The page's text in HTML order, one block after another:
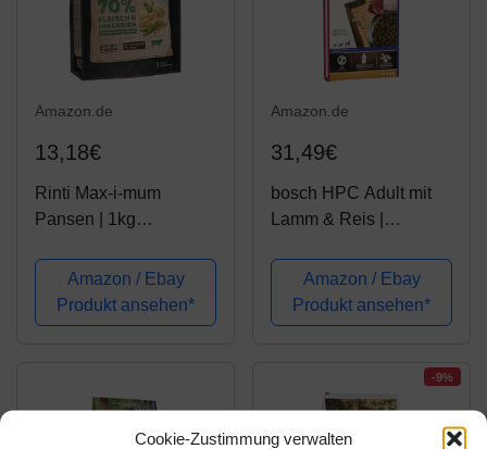
Cookie-Zustimmung verwalten
Amazon.de
13,18€
Rinti Max-i-mum
Pansen | 1kg
Amazon / Ebay
Produkt ansehen*
Amazon.de
31,49€
bosch HPC Adult mit
Lamm & Reis |
ausgewachsene
Hunde aller Rassen | 1
x 15 kg
Amazon / Ebay
Produkt ansehen*
-9%